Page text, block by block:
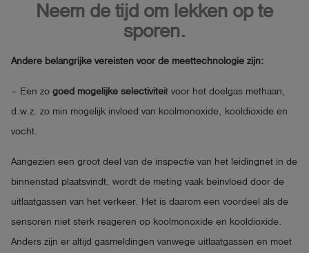
Neem de tijd om lekken op te
sporen.
Andere belangrijke vereisten voor de meettechnologie zijn:
– Een zo goed mogelijke selectiviteit voor het doelgas methaan,
d.w.z. zo min mogelijk invloed van koolmonoxide, kooldioxide en
vocht.
Aangezien een groot deel van de inspectie van het leidingnet in de
binnenstad plaatsvindt, wordt de meting vaak beïnvloed door de
uitlaatgassen van het verkeer. Het is daarom een voordeel als de
sensoren niet sterk reageren op koolmonoxide en kooldioxide.
Anders zijn er altijd gasmeldingen vanwege uitlaatgassen en moet